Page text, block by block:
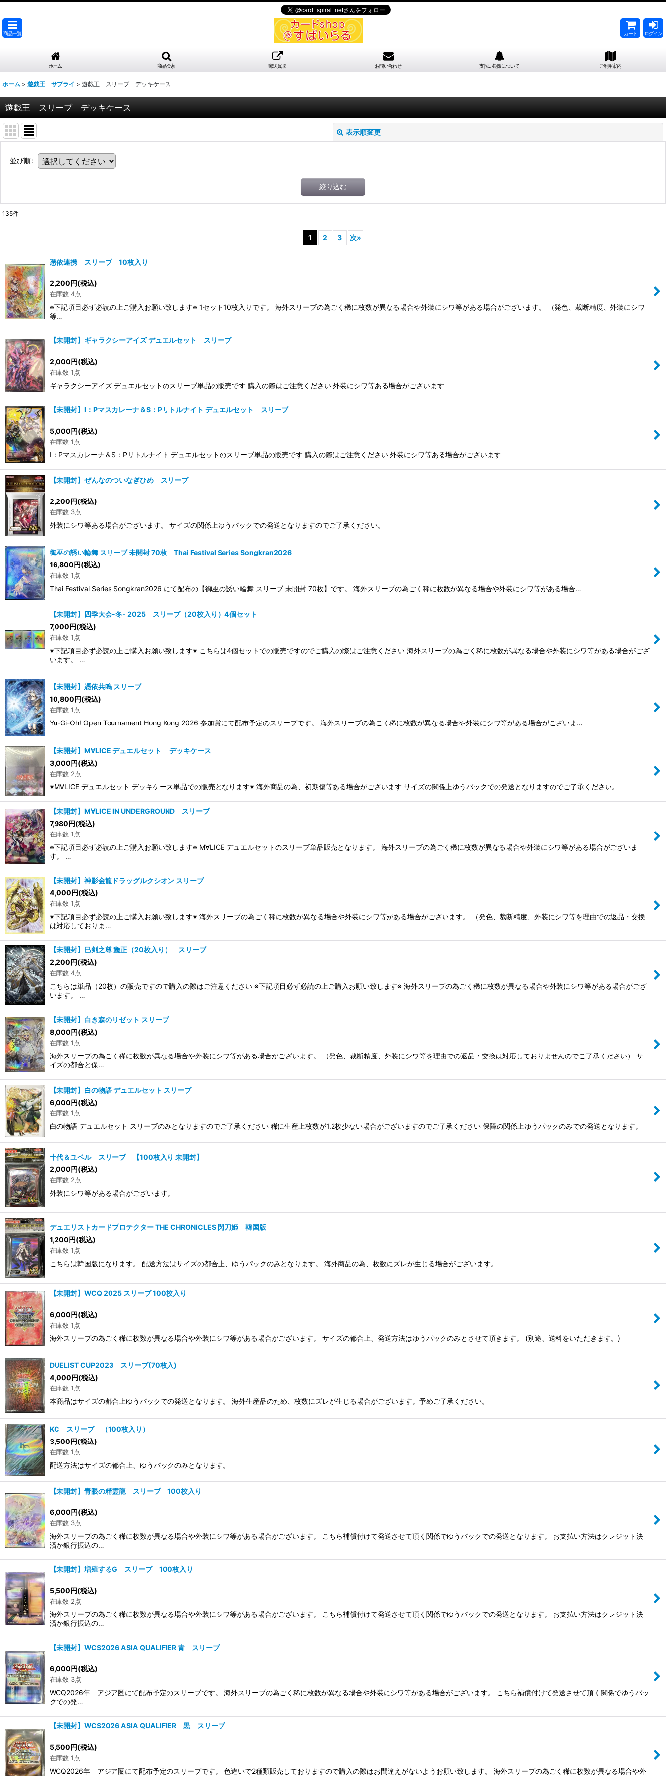
商品一覧 カート ログイン
ホーム 商品検索 郵送買取 お問い合わせ 支払い期限について ご利用案内
ホーム > 遊戯王 サプライ > 遊戯王 スリーブ デッキケース
遊戯王 スリーブ デッキケース
表示順変更
並び順:
絞り込む
135件
1 2 3 次»
憑依連携 スリーブ 10枚入り
2,200円(税込)
在庫数 4点
※下記項目必ず必読の上ご購入お願い致します※ 1セット10枚入りです。 海外スリーブの為ごく稀に枚数が異なる場合や外装にシワ等がある場合がございます。 （発色、裁断精度、外装にシワ
等…
【未開封】ギャラクシーアイズ デュエルセット スリーブ
2,000円(税込)
在庫数 1点
ギャラクシーアイズ デュエルセットのスリーブ単品の販売です 購入の際はご注意ください 外装にシワ等ある場合がございます
【未開封】I：Pマスカレーナ＆S：Pリトルナイト デュエルセット スリーブ
5,000円(税込)
在庫数 1点
I：Pマスカレーナ＆S：Pリトルナイト デュエルセットのスリーブ単品の販売です 購入の際はご注意ください 外装にシワ等ある場合がございます
【未開封】ぜんなのついなぎひめ スリーブ
2,200円(税込)
在庫数 3点
外装にシワ等ある場合がございます。 サイズの関係上ゆうパックでの発送となりますのでご了承ください。
御巫の誘い輪舞 スリーブ 未開封 70枚 Thai Festival Series Songkran2026
16,800円(税込)
在庫数 1点
Thai Festival Series Songkran2026 にて配布の【御巫の誘い輪舞 スリーブ 未開封 70枚】です。 海外スリーブの為ごく稀に枚数が異なる場合や外装にシワ等がある場合…
【未開封】四季大会-冬- 2025 スリーブ（20枚入り）4個セット
7,000円(税込)
在庫数 1点
※下記項目必ず必読の上ご購入お願い致します※ こちらは4個セットでの販売ですのでご購入の際はご注意ください 海外スリーブの為ごく稀に枚数が異なる場合や外装にシワ等がある場合がござ
います。 …
【未開封】憑依共鳴 スリーブ
10,800円(税込)
在庫数 1点
Yu-Gi-Oh! Open Tournament Hong Kong 2026 参加賞にて配布予定のスリーブです。 海外スリーブの為ごく稀に枚数が異なる場合や外装にシワ等がある場合がございま…
【未開封】M∀LICE デュエルセット デッキケース
3,000円(税込)
在庫数 2点
※M∀LICE デュエルセット デッキケース単品での販売となります※ 海外商品の為、初期傷等ある場合がございます サイズの関係上ゆうパックでの発送となりますのでご了承ください。
【未開封】M∀LICE IN UNDERGROUND スリーブ
7,980円(税込)
在庫数 1点
※下記項目必ず必読の上ご購入お願い致します※ M∀LICE デュエルセットのスリーブ単品販売となります。 海外スリーブの為ごく稀に枚数が異なる場合や外装にシワ等がある場合がございま
す。 …
【未開封】神影金龍ドラッグルクシオン スリーブ
4,000円(税込)
在庫数 1点
※下記項目必ず必読の上ご購入お願い致します※ 海外スリーブの為ごく稀に枚数が異なる場合や外装にシワ等がある場合がございます。 （発色、裁断精度、外装にシワ等を理由での返品・交換
は対応しておりま…
【未開封】巳剣之尊 麁正（20枚入り） スリーブ
2,200円(税込)
在庫数 4点
こちらは単品（20枚）の販売ですので購入の際はご注意ください ※下記項目必ず必読の上ご購入お願い致します※ 海外スリーブの為ごく稀に枚数が異なる場合や外装にシワ等がある場合がござ
います。 …
【未開封】白き森のリゼット スリーブ
8,000円(税込)
在庫数 1点
海外スリーブの為ごく稀に枚数が異なる場合や外装にシワ等がある場合がございます。 （発色、裁断精度、外装にシワ等を理由での返品・交換は対応しておりませんのでご了承ください） サ
イズの都合と保…
【未開封】白の物語 デュエルセット スリーブ
6,000円(税込)
在庫数 1点
白の物語 デュエルセット スリーブのみとなりますのでご了承ください 稀に生産上枚数が1.2枚少ない場合がございますのでご了承ください 保障の関係上ゆうパックのみでの発送となります。
十代＆ユベル スリーブ 【100枚入り 未開封】
2,000円(税込)
在庫数 2点
外装にシワ等がある場合がございます。
デュエリストカードプロテクター THE CHRONICLES 閃刀姫 韓国版
1,200円(税込)
在庫数 1点
こちらは韓国版になります。 配送方法はサイズの都合上、ゆうパックのみとなります。 海外商品の為、枚数にズレが生じる場合がございます。
【未開封】WCQ 2025 スリーブ 100枚入り
6,000円(税込)
在庫数 1点
海外スリーブの為ごく稀に枚数が異なる場合や外装にシワ等がある場合がございます。 サイズの都合上、発送方法はゆうパックのみとさせて頂きます。 (別途、送料をいただきます。)
DUELIST CUP2023 スリーブ(70枚入)
4,000円(税込)
在庫数 1点
本商品はサイズの都合上ゆうパックでの発送となります。 海外生産品のため、枚数にズレが生じる場合がございます。予めご了承ください。
KC スリーブ （100枚入り）
3,500円(税込)
在庫数 1点
配送方法はサイズの都合上、ゆうパックのみとなります。
【未開封】青眼の精霊龍 スリーブ 100枚入り
6,000円(税込)
在庫数 3点
海外スリーブの為ごく稀に枚数が異なる場合や外装にシワ等がある場合がございます。 こちら補償付けて発送させて頂く関係でゆうパックでの発送となります。 お支払い方法はクレジット決
済か銀行振込の…
【未開封】増殖するG スリーブ 100枚入り
5,500円(税込)
在庫数 2点
海外スリーブの為ごく稀に枚数が異なる場合や外装にシワ等がある場合がございます。 こちら補償付けて発送させて頂く関係でゆうパックでの発送となります。 お支払い方法はクレジット決
済か銀行振込の…
【未開封】WCS2026 ASIA QUALIFIER 青 スリーブ
6,000円(税込)
在庫数 3点
WCQ2026年 アジア圏にて配布予定のスリーブです。 海外スリーブの為ごく稀に枚数が異なる場合や外装にシワ等がある場合がございます。 こちら補償付けて発送させて頂く関係でゆうパッ
クでの発…
【未開封】WCS2026 ASIA QUALIFIER 黒 スリーブ
5,500円(税込)
在庫数 1点
WCQ2026年 アジア圏にて配布予定のスリーブです。 色違いで2種類販売しておりますので購入の際はお間違えがないようお願い致します。 海外スリーブの為ごく稀に枚数が異なる場合や外